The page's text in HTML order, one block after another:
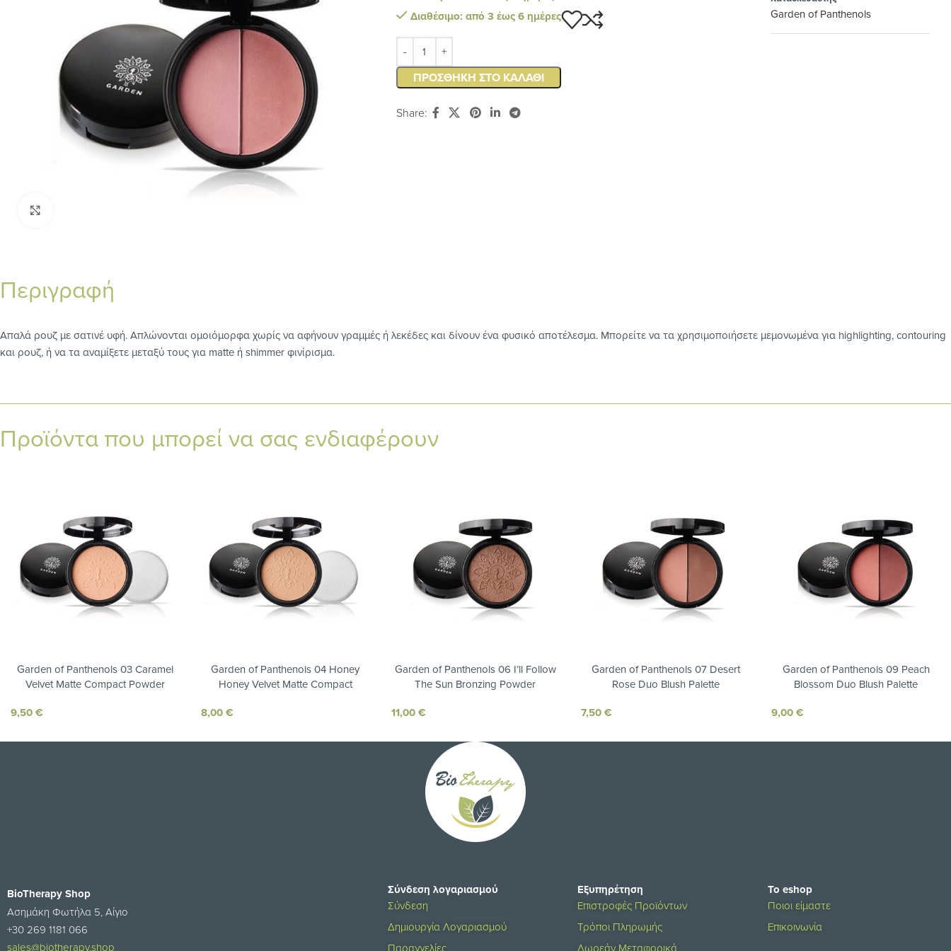
Διαθέσιμο: από 3 έως 6 ημέρες
ΠΡΟΣΘΉΚΗ ΣΤΟ ΚΑΛΆΘΙ
Share:
Garden of Panthenols
Περιγραφή
Απαλά ρουζ με σατινέ υφή. Απλώνονται ομοιόμορφα χωρίς να αφήνουν γραμμές ή λεκέδες και δίνουν ένα φυσικό αποτέλεσμα. Μπορείτε να τα χρησιμοποιήσετε μεμονωμένα για highlighting, contouring
και ρουζ, ή να τα αναμίξετε μεταξύ τους για matte ή shimmer φινίρισμα.
Προϊόντα που μπορεί να σας ενδιαφέρουν
Garden of Panthenols 03 Caramel
Velvet Matte Compact Powder
9,50€
Garden of Panthenols 04 Honey
Honey Velvet Matte Compact
8,00€
Garden of Panthenols 06 I’ll Follow
The Sun Bronzing Powder
11,00€
Garden of Panthenols 07 Desert
Rose Duo Blush Palette
7,50€
Garden of Panthenols 09 Peach
Blossom Duo Blush Palette
9,00€
BioTherapy Shop
Ασημάκη Φωτήλα 5, Αίγιο
+30 269 1181 066
sales@biotherapy.shop
Σύνδεση λογαριασμού
Σύνδεση
Δημιουργία Λογαριασμού
Παραγγελίες
Εξυπηρέτηση
Επιστροφές Προϊόντων
Τρόποι Πληρωμής
Δωρεάν Μεταφορικά
Το eshop
Ποιοι είμαστε
Επικοινωνία